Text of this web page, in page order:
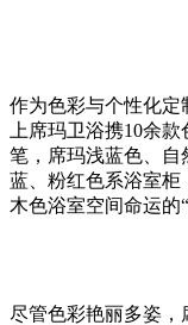
作为色彩与个性化定
上席玛卫浴携10余
笔，席玛浅蓝色、自
蓝、粉红色系浴室柜
木色浴室空间命运的“
尽管色彩艳丽多姿，